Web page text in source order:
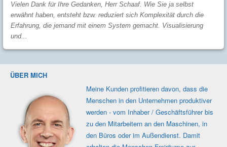
Vielen Dank für Ihre Gedanken, Herr Schaaf. Wie Sie ja selbst
erwähnt haben, entsteht bzw. reduziert sich Komplexität durch die
Erfahrung, die jemand mit einem System gemacht. Visualisierung
und...
ÜBER MICH
Meine Kunden profi­tieren davon, dass die
Men­schen in den Unter­nehmen produk­tiver
werden - vom Inhaber / Geschäfts­führer bis
zu den Mit­ar­beitern an den Maschi­nen, in
den Büros oder im Außen­dienst. Damit